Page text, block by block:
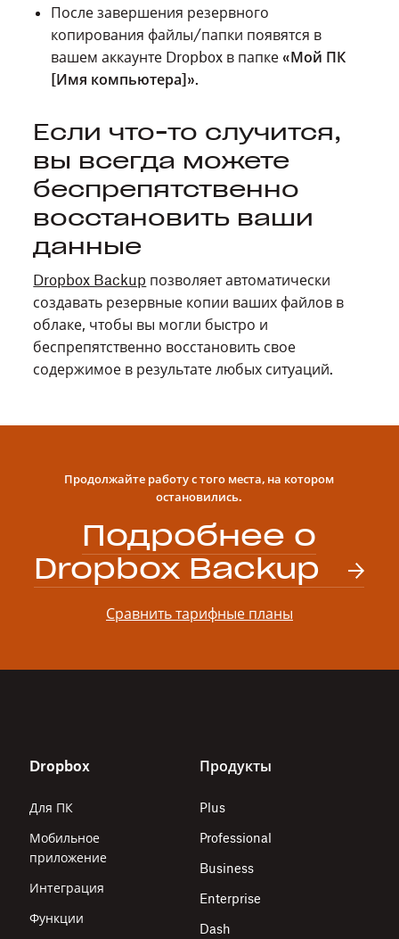
После завершения резервного
копирования файлы/папки появятся в
вашем аккаунте Dropbox в папке«Мой ПК
[Имя компьютера]».
Если что-то случится,
вы всегда можете
беспрепятственно
восстановить ваши
данные
Dropbox Backup позволяет автоматически
создавать резервные копии ваших файлов в
облаке, чтобы вы могли быстро и
беспрепятственно восстановить свое
содержимое в результате любых ситуаций.
Продолжайте работу с того места, на котором
остановились.
Подробнее о
Dropbox Backup
Сравнить тарифные планы
Dropbox
Для ПК
Мобильное
приложение
Интеграция
Функции
Продукты
Plus
Professional
Business
Enterprise
Dash